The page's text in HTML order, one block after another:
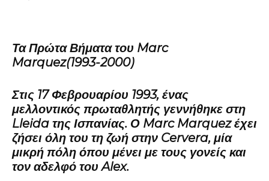
Τα Πρώτα Βήματα του Marc
Marquez(1993-2000)
Στις 17 Φεβρουαρίου 1993, ένας
μελλοντικός πρωταθλητής γεννήθηκε στη
Lleida της Ισπανίας. Ο Marc Marquez έχει
ζήσει όλη του τη ζωή στην Cervera, μία
μικρή πόλη όπου μένει με τους γονείς και
τον αδελφό του Alex.